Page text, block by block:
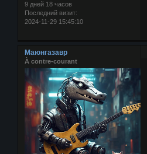
9 дней 18 часов
Последний визит:
2024-11-29 15:45:10
Маюнгазавр
À contre-courant